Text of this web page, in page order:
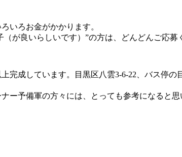
いろお金がかかります。
が良いらしいです）”の方は、どんどんご応募
完成しています。目黒区八雲3-6-22、バス停
ー予備軍の方々には、とっても参考になると思